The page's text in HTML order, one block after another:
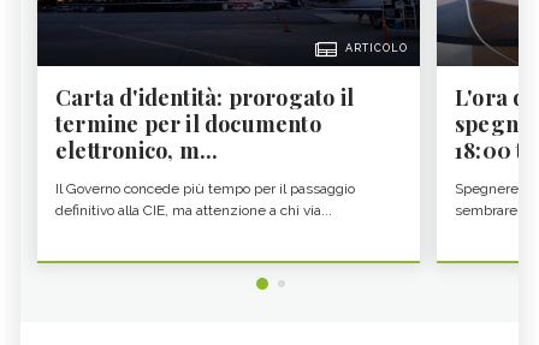
ARTICOLO
Carta d'identità: prorogato il
termine per il documento
elettronico, m...
Il Governo concede più tempo per il passaggio
definitivo alla CIE, ma attenzione a chi via...
L'ora
18:00 ti
Spegnere lo
sembrare